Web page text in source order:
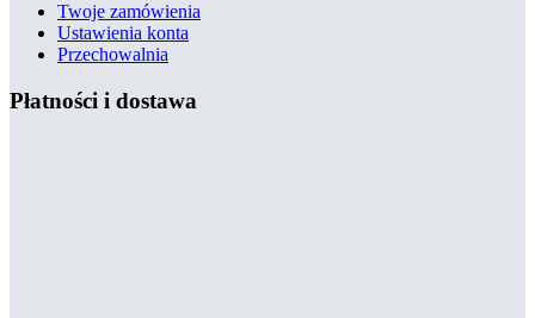
Twoje zamówienia
Ustawienia konta
Przechowalnia
Płatności i dostawa